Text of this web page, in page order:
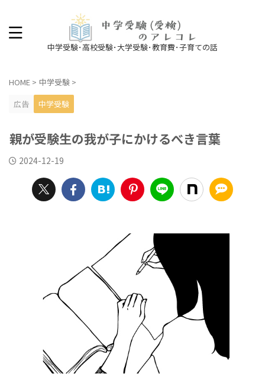
中学受験･高校受験･大学受験･教育費･子育ての話
HOME > 中学受験 >
広告
中学受験
親が受験生の我が子にかけるべき言葉
2024-12-19